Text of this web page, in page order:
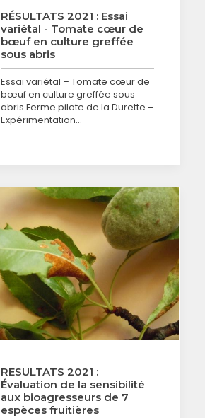
RÉSULTATS 2021 : Essai
variétal - Tomate cœur de
bœuf en culture greffée
sous abris
Essai variétal – Tomate cœur de
bœuf en culture greffée sous
abris Ferme pilote de la Durette –
Expérimentation…
RESULTATS 2021 :
Évaluation de la sensibilité
aux bioagresseurs de 7
espèces fruitières